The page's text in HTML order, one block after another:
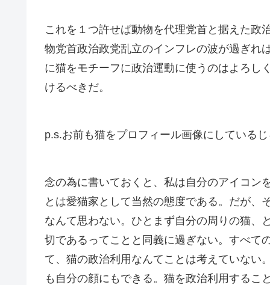
これを１つ許せば動物を代理党首と据えた政
物党首政治政党乱立のインフレの波が過ぎれ
に猫をモチーフに政治運動に使うのはよろし
けるべきだ。
p.s.お前も猫をプロフィール画像にしている
念の為に書いておくと、私は自分のアイコン
とは愛猫家として当然の態度である。だが、
なんて思わない。ひとまず自分の周りの猫、
切であるってことと同義に過ぎない。すべて
て、猫の政治利用なんてことは考えていない
も自分の顔にもできる。猫を政治利用するこ